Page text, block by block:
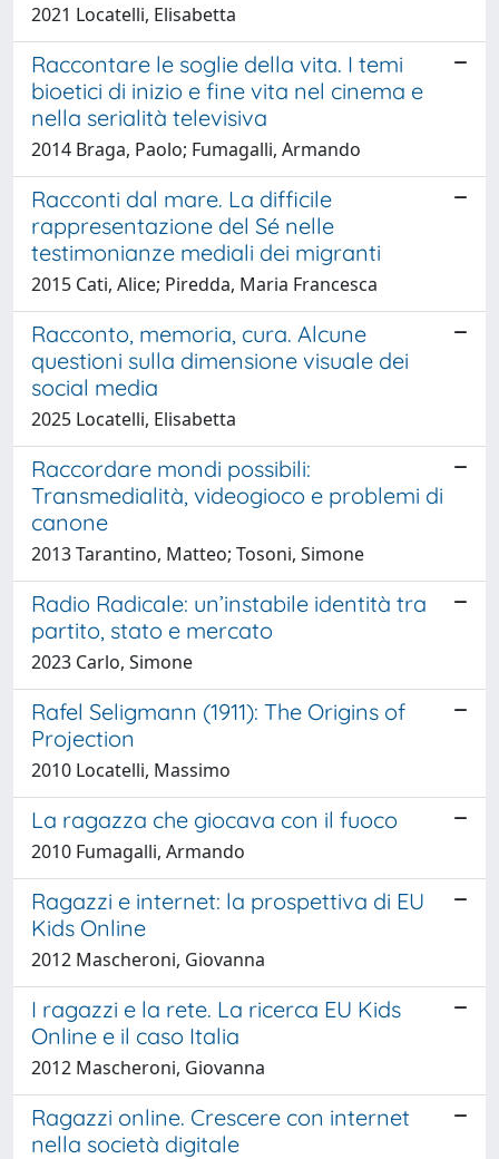
2021 Locatelli, Elisabetta
Raccontare le soglie della vita. I temi
bioetici di inizio e fine vita nel cinema e
nella serialità televisiva
2014 Braga, Paolo; Fumagalli, Armando
Racconti dal mare. La difficile
rappresentazione del Sé nelle
testimonianze mediali dei migranti
2015 Cati, Alice; Piredda, Maria Francesca
Racconto, memoria, cura. Alcune
questioni sulla dimensione visuale dei
social media
2025 Locatelli, Elisabetta
Raccordare mondi possibili:
Transmedialità, videogioco e problemi di
canone
2013 Tarantino, Matteo; Tosoni, Simone
Radio Radicale: un’instabile identità tra
partito, stato e mercato
2023 Carlo, Simone
Rafel Seligmann (1911): The Origins of
Projection
2010 Locatelli, Massimo
La ragazza che giocava con il fuoco
2010 Fumagalli, Armando
Ragazzi e internet: la prospettiva di EU
Kids Online
2012 Mascheroni, Giovanna
I ragazzi e la rete. La ricerca EU Kids
Online e il caso Italia
2012 Mascheroni, Giovanna
Ragazzi online. Crescere con internet
nella società digitale